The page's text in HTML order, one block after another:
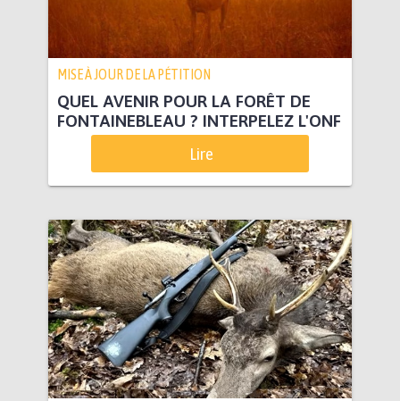
MISE À JOUR DE LA PÉTITION
QUEL AVENIR POUR LA FORÊT DE
FONTAINEBLEAU ? INTERPELEZ L'ONF
Lire